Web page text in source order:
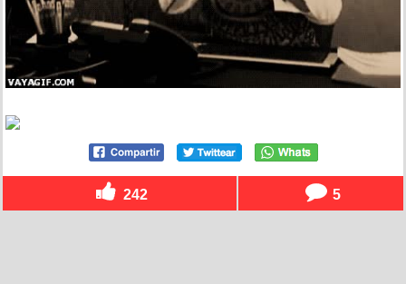
242 5